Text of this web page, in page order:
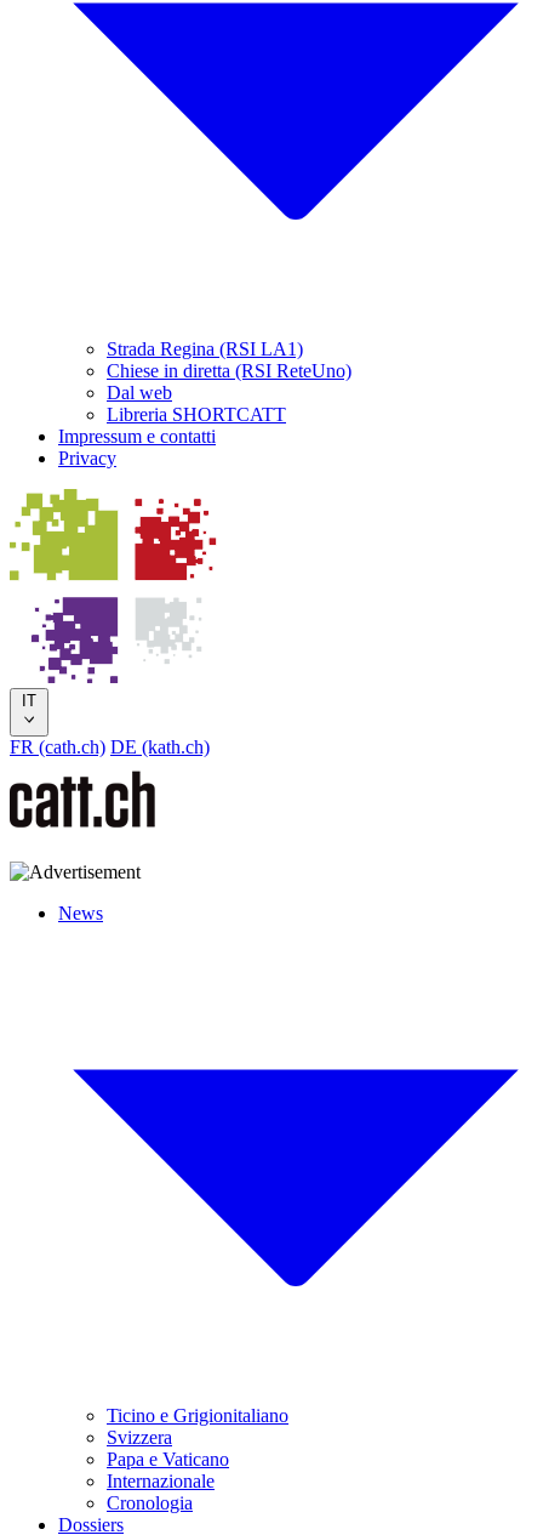
Strada Regina (RSI LA1)
Chiese in diretta (RSI ReteUno)
Dal web
Libreria SHORTCATT
Impressum e contatti
Privacy
IT
FR (cath.ch) DE (kath.ch)
News
Ticino e Grigionitaliano
Svizzera
Papa e Vaticano
Internazionale
Cronologia
Dossiers